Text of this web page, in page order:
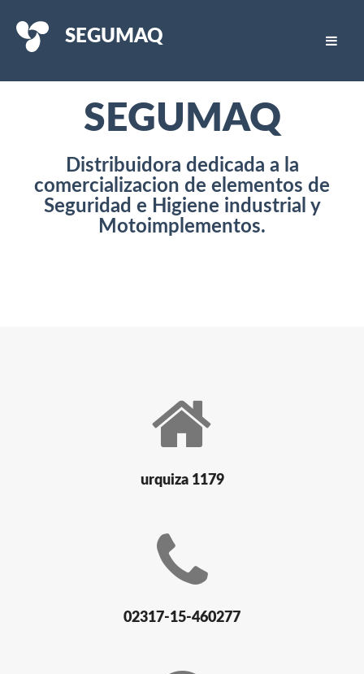
SEGUMAQ
SEGUMAQ
Distribuidora dedicada a la
comercializacion de elementos de
Seguridad e Higiene industrial y
Motoimplementos.
urquiza 1179
02317-15-460277